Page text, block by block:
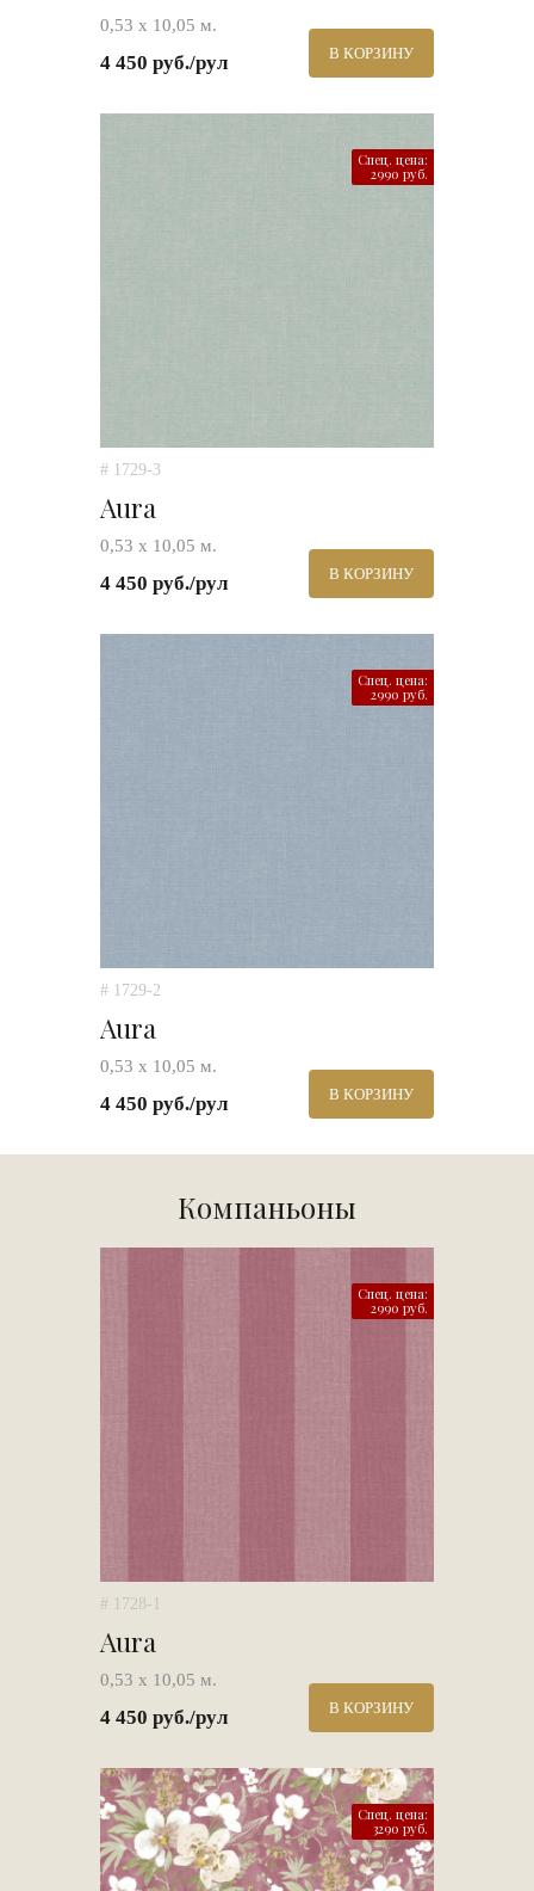
0,53 х 10,05 м.
4 450 руб./рул В КОРЗИНУ
Спец. цена:
2990 руб.
# 1729-3
Aura
0,53 х 10,05 м.
4 450 руб./рул В КОРЗИНУ
Спец. цена:
2990 руб.
# 1729-2
Aura
0,53 х 10,05 м.
4 450 руб./рул В КОРЗИНУ
Компаньоны
Спец. цена:
2990 руб.
# 1728-1
Aura
0,53 х 10,05 м.
4 450 руб./рул В КОРЗИНУ
Спец. цена:
3290 руб.